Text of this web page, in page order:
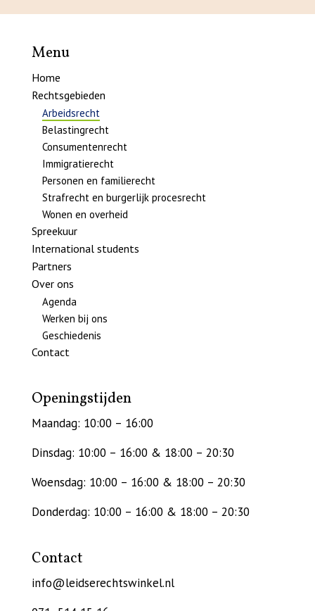
Menu
Home
Rechtsgebieden
Arbeidsrecht
Belastingrecht
Consumentenrecht
Immigratierecht
Personen en familierecht
Strafrecht en burgerlijk procesrecht
Wonen en overheid
Spreekuur
International students
Partners
Over ons
Agenda
Werken bij ons
Geschiedenis
Contact
Openingstijden
Maandag: 10:00 – 16:00
Dinsdag: 10:00 – 16:00 & 18:00 – 20:30
Woensdag: 10:00 – 16:00 & 18:00 – 20:30
Donderdag: 10:00 – 16:00 & 18:00 – 20:30
Contact
info@leidserechtswinkel.nl